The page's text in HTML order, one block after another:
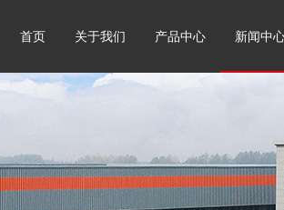
首页 关于我们 产品中心 新闻中